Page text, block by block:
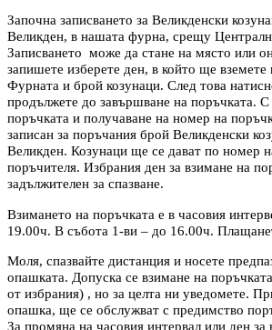
Започна записването за Великденски
Великден, в нашата фурна, срещу
Записването може да стане на място или
запишете изберете ден, в който ще вземете
Фурната и брой козунаци. След това
продължете до завършване на поръчката.
поръчката и получаване на номер на
записан за поръчания брой Великденски
Великден. Козунаци ще се дават по номер
поръчителя. Избрания ден за взимане на
задължителен за спазване.
Взимането на поръчката е в часовия
19.00ч. В събота 1-ви – до 16.00ч.
Моля, спазвайте дистанция и носете
опашката. Допуска се взимане на
от избрания) , но за целта ни уведомете.
опашка, ще се обслужват с предимство
За промяна на часовия интервал или ден за